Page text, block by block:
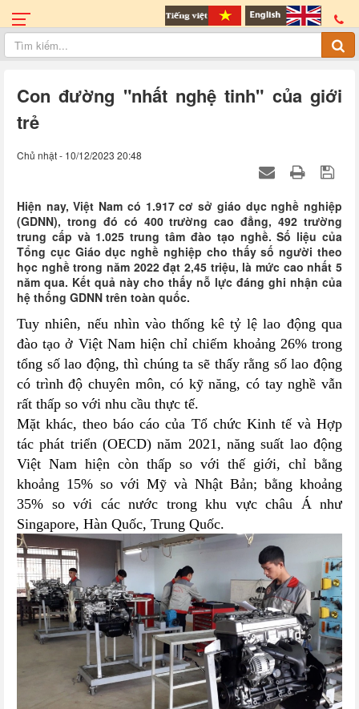
Con đường "nhất nghệ tinh" của giới
trẻ
Chủ nhật - 10/12/2023 20:48
Hiện nay, Việt Nam có 1.917 cơ sở giáo dục nghề nghiệp
(GDNN), trong đó có 400 trường cao đẳng, 492 trường
trung cấp và 1.025 trung tâm đào tạo nghề. Số liệu của
Tổng cục Giáo dục nghề nghiệp cho thấy số người theo
học nghề trong năm 2022 đạt 2,45 triệu, là mức cao nhất 5
năm qua. Kết quả này cho thấy nỗ lực đáng ghi nhận của
hệ thống GDNN trên toàn quốc.
Tuy nhiên, nếu nhìn vào thống kê tỷ lệ lao động qua
đào tạo ở Việt Nam hiện chỉ chiếm khoảng 26% trong
tổng số lao động, thì chúng ta sẽ thấy rằng số lao động
có trình độ chuyên môn, có kỹ năng, có tay nghề vẫn
rất thấp so với nhu cầu thực tế.
Mặt khác, theo báo cáo của Tổ chức Kinh tế và Hợp
tác phát triển (OECD) năm 2021, năng suất lao động
Việt Nam hiện còn thấp so với thế giới, chỉ bằng
khoảng 15% so với Mỹ và Nhật Bản; bằng khoảng
35% so với các nước trong khu vực châu Á như
Singapore, Hàn Quốc, Trung Quốc.